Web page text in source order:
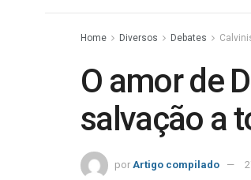
Home Diversos Debates
O amor de
salvação a
por Artigo compilado